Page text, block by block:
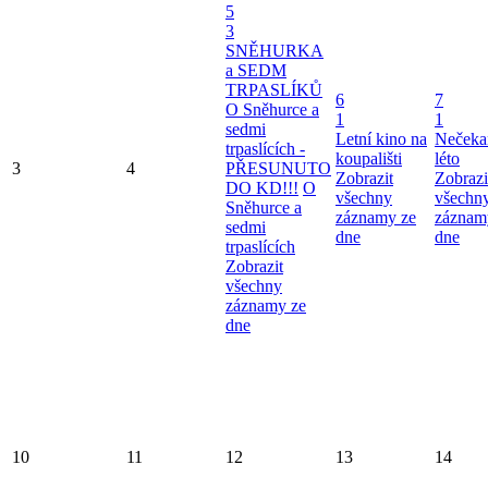
3 4
5
3
SNĚHURKA
a SEDM
TRPASLÍKŮ
O Sněhurce a
sedmi
trpaslících -
PŘESUNUTO
DO KD!!! O
Sněhurce a
sedmi
trpaslících
Zobrazit
všechny
záznamy ze
dne
6
1
Letní kino na
koupališti
Zobrazit
všechny
záznamy ze
dne
7
1
léto
dne
10 11 12 13 14